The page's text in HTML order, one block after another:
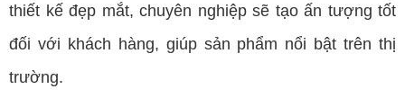
thiết kế đẹp mắt, chuyên nghiệp sẽ tạo ấn tượng tốt
đối với khách hàng, giúp sản phẩm nổi bật trên thị
trường.